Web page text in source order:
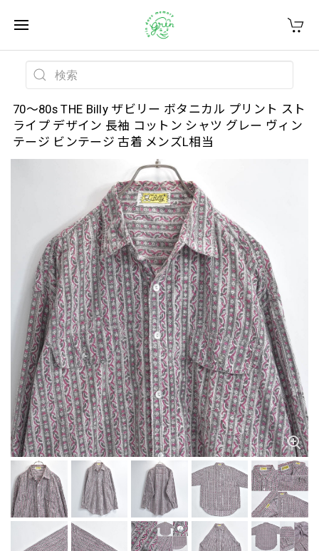
70～80s THE Billy ザビリー ボタニカル プリント スト
ライプ デザイン 長袖 コットン シャツ グレー ヴィン
テージ ビンテージ 古着 メンズL相当